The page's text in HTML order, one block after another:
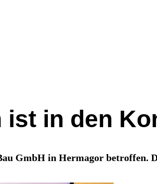
ist in den
GmbH in Hermagor betroffen.